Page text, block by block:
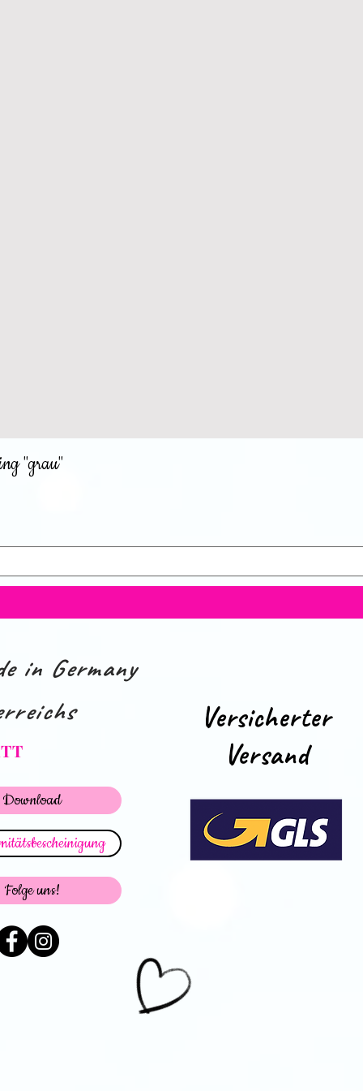
"grau"
in Germany
Download
Folge uns!
Versicherter
Versand